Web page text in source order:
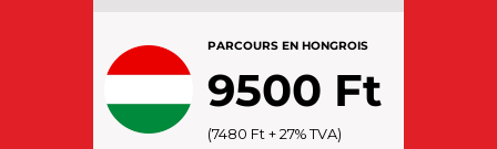
PARCOURS EN HONGROIS
9500 Ft
(7480 Ft + 27% TVA)
(entre 6 et 18 ans)